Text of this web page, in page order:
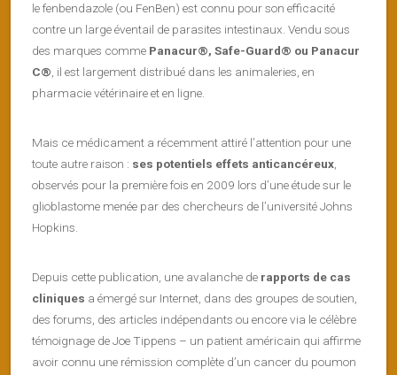
le fenbendazole (ou FenBen) est connu pour son efficacité
contre un large éventail de parasites intestinaux. Vendu sous
des marques comme Panacur®, Safe-Guard® ou Panacur
C® , il est largement distribué dans les animaleries, en
pharmacie vétérinaire et en ligne.
Mais ce médicament a récemment attiré l’attention pour une
toute autre raison : ses potentiels effets anticancéreux
observés pour la première fois en 2009 lors d’une étude sur le
glioblastome menée par des chercheurs de l’université Johns
Hopkins.
Depuis cette publication, une avalanche de rapports de cas
cliniques a émergé sur Internet, dans des groupes de soutien,
des forums, des articles indépendants ou encore via le célèbre
témoignage de Joe Tippens – un patient américain qui affirme
avoir connu une rémission complète d’un cancer du poumon